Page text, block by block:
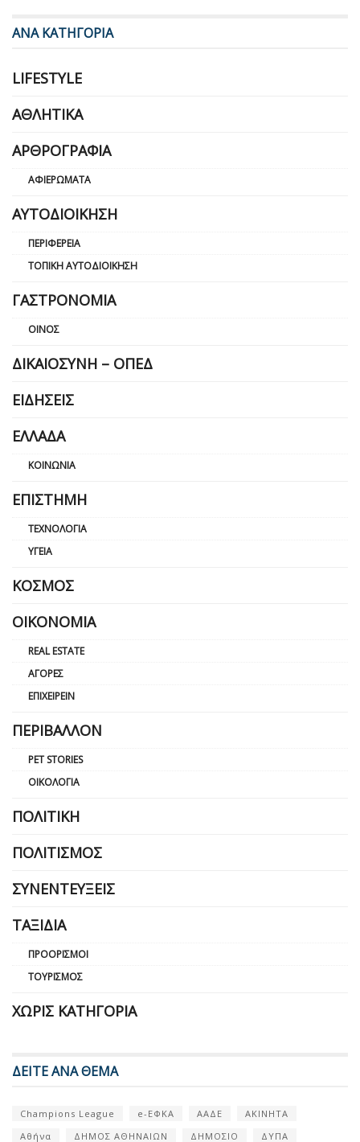
ΑΝΑ ΚΑΤΗΓΟΡΙΑ
LIFESTYLE
ΑΘΛΗΤΙΚΆ
ΑΡΘΡΟΓΡΑΦΊΑ
ΑΦΙΕΡΏΜΑΤΑ
ΑΥΤΟΔΙΟΊΚΗΣΗ
ΠΕΡΙΦΈΡΕΙΑ
ΤΟΠΙΚΉ ΑΥΤΟΔΙΟΊΚΗΣΗ
ΓΑΣΤΡΟΝΟΜΊΑ
ΟΊΝΟΣ
ΔΙΚΑΙΟΣΎΝΗ – ΟΠΕΔ
ΕΙΔΉΣΕΙΣ
ΕΛΛΆΔΑ
ΚΟΙΝΩΝΊΑ
ΕΠΙΣΤΉΜΗ
ΤΕΧΝΟΛΟΓΊΑ
ΥΓΕΊΑ
ΚΌΣΜΟΣ
ΟΙΚΟΝΟΜΊΑ
REAL ESTATE
ΑΓΟΡΈΣ
ΕΠΙΧΕΙΡΕΊΝ
ΠΕΡΙΒΆΛΛΟΝ
PET STORIES
ΟΙΚΟΛΟΓΊΑ
ΠΟΛΙΤΙΚΉ
ΠΟΛΙΤΙΣΜΌΣ
ΣΥΝΕΝΤΕΎΞΕΙΣ
ΤΑΞΊΔΙΑ
ΠΡΟΟΡΙΣΜΟΊ
ΤΟΥΡΙΣΜΌΣ
ΧΩΡΊΣ ΚΑΤΗΓΟΡΊΑ
ΔΕΙΤΕ ΑΝΑ ΘΕΜΑ
Champions League e-ΕΦΚΑ ΑΑΔΕ
ΑΚΙΝΗΤΑ
Αθήνα
ΔΗΜΟΣ ΑΘΗΝΑΙΩΝ ΔΗΜΟΣΙΟ
ΔΥΠΑ